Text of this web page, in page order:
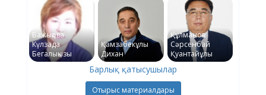
Бажықова
Күлзада
Бегалықызы
Қамзабекұлы
Дихан
Құлманов
Сәрсенбай
Қуантайұлы
Барлық қатысушылар
Отырыс материалдары